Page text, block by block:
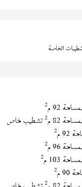
الخاصة
بمساحة 92 م 2
بمساحة 82 م 2تشطيب خاص
92 م 2
بمساحة 96 م 2
بمساحة 103 م 2
90 م 2
2